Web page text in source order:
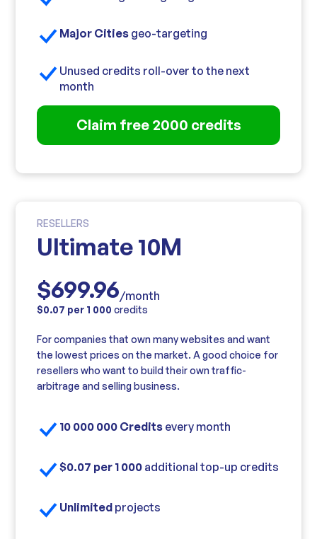
Major Cities geo-targeting
Unused credits roll-over to the next
month
Claim free 2000 credits
RESELLERS
Ultimate 10M
$699.96/month
$0.07 per 1 000 credits
For companies that own many websites and want
the lowest prices on the market. A good choice for
resellers who want to build their own traffic-
arbitrage and selling business.
10 000 000 Credits every month
$0.07 per 1 000 additional top-up credits
Unlimited projects